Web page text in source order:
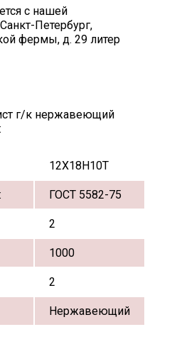
с нашей
Петербург,
фермы, д. 29 литер
г/к нержавеющий
12Х18Н10Т
ГОСТ 5582-75
2
1000
2
Нержавеющий